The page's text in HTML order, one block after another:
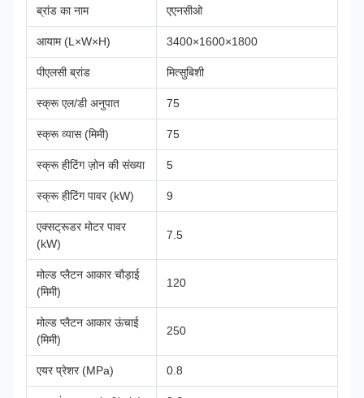
ब्रांड का नाम एएनसीओ
आयाम (L×W×H) 3400×1600×1800
पीएलसी ब्रांड मित्सुबिशी
स्क्रू एल/डी अनुपात 75
स्क्रू व्यास (मिमी) 75
स्क्रू हीटिंग ज़ोन की संख्या 5
स्क्रू हीटिंग पावर (kW) 9
एक्सट्रूडर मोटर पावर
(kW)
7.5
मोल्ड प्लैटन आकार चौड़ाई
(मिमी)
120
मोल्ड प्लैटन आकार ऊंचाई
(मिमी)
250
एयर प्रेशर (MPa) 0.8